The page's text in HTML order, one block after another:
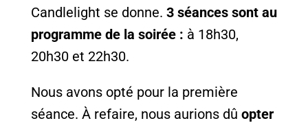
Candlelight se donne. 3 séances sont au
programme de la soirée : à 18h30,
20h30 et 22h30.
Nous avons opté pour la première
séance. À refaire, nous aurions dû opter